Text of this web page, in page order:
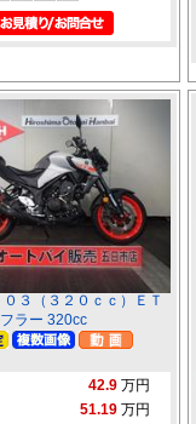
３（３２０ｃｃ）ＥＴ
ラー 320cc
42.9 万円
51.19 万円